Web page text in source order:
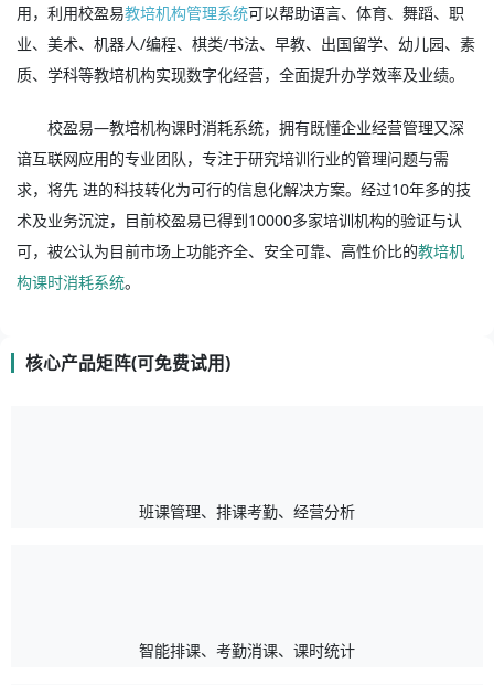
用，利用校盈易教培机构管理系统可以帮助语言、体育、舞蹈、职
业、美术、机器人/编程、棋类/书法、早教、出国留学、幼儿园、素
质、学科等教培机构实现数字化经营，全面提升办学效率及业绩。
校盈易—教培机构课时消耗系统，拥有既懂企业经营管理又深
谙互联网应用的专业团队，专注于研究培训行业的管理问题与需
求，将先 进的科技转化为可行的信息化解决方案。经过10年多的技
术及业务沉淀，目前校盈易已得到10000多家培训机构的验证与认
可，被公认为目前市场上功能齐全、安全可靠、高性价比的教培机
构课时消耗系统。
核心产品矩阵(可免费试用)
班课管理、排课考勤、经营分析
智能排课、考勤消课、课时统计